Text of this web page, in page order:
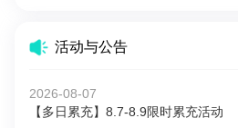
活动与公告
2026-08-07
【多日累充】8.7-8.9限时累充活动